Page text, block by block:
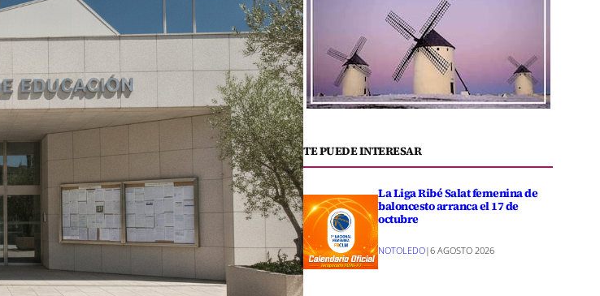
TE PUEDE INTERESAR
La Liga Ribé Salat femenina de
baloncesto arranca el 17 de
octubre
NOTOLEDO|6 AGOSTO 2026